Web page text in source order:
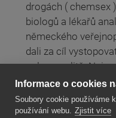
drogách ( chemsex
biologů a lékařů
německého
dali za cíl
polysexualitě.
správnost. Vědci si
dezinformace o
zda je skutečně
Informace o cookies
Soubory cookie používáme
používání webu. Zjistit více